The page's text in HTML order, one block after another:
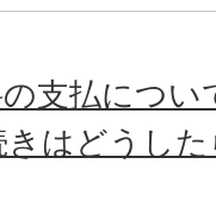
支払につ
きはどうし